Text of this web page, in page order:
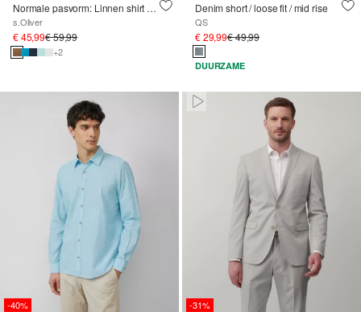
Normale pasvorm: Linnen shirt met lange mouwen
s.Oliver
€ 45,99€ 59,99
+2
Denim short / loose fit / mid rise
QS
€ 29,99€ 49,99
DUURZAME
-40%
Paused • Muted
-31%